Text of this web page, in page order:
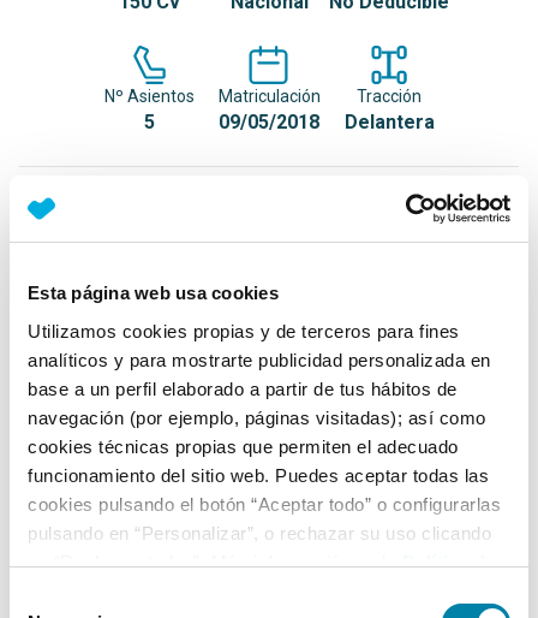
Esta página web usa cookies
Utilizamos cookies propias y de terceros para fines
analíticos y para mostrarte publicidad personalizada en
base a un perfil elaborado a partir de tus hábitos de
navegación (por ejemplo, páginas visitadas); así como
cookies técnicas propias que permiten el adecuado
funcionamiento del sitio web. Puedes aceptar todas las
cookies pulsando el botón “Aceptar todo” o configurarlas
pulsando en “Personalizar”, o rechazar su uso clicando
en “Rechazar todas”. Más información en laPolítica de
Nº Asientos
5
Matriculación
09/05/2018
Tracción
Delantera
Faros LED High Performance
Pilotos traseros con técnica LED
+ Ver todos
Ficha técnica